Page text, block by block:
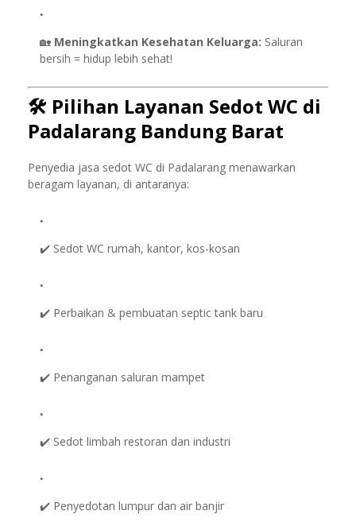
🏡 Meningkatkan Kesehatan Keluarga: Saluran
bersih = hidup lebih sehat!
🛠️ Pilihan Layanan Sedot WC di
Padalarang Bandung Barat
Penyedia jasa sedot WC di Padalarang menawarkan
beragam layanan, di antaranya:
✔️ Sedot WC rumah, kantor, kos-kosan
✔️ Perbaikan & pembuatan septic tank baru
✔️ Penanganan saluran mampet
✔️ Sedot limbah restoran dan industri
✔️ Penyedotan lumpur dan air banjir